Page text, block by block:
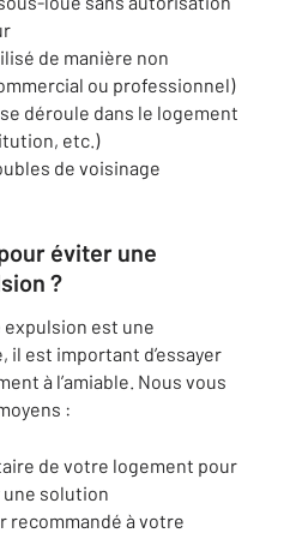
de manière non
ou professionnel)
déroule dans le logement
etc.)
de voisinage
éviter une
?
expulsion est une
il est important d’essayer
à l’amiable. Nous vous
:
de votre logement pour
solution
recommandé à votre